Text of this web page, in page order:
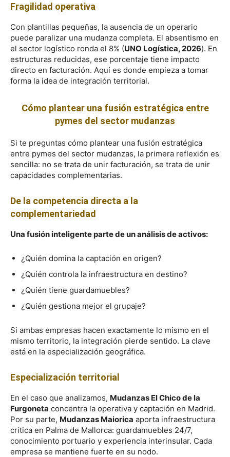
Fragilidad operativa
Con plantillas pequeñas, la ausencia de un operario
puede paralizar una mudanza completa. El absentismo en
el sector logístico ronda el 8% (UNO Logística, 2026). En
estructuras reducidas, ese porcentaje tiene impacto
directo en facturación. Aquí es donde empieza a tomar
forma la idea de integración territorial.
Cómo plantear una fusión estratégica entre
pymes del sector mudanzas
Si te preguntas cómo plantear una fusión estratégica
entre pymes del sector mudanzas, la primera reflexión es
sencilla: no se trata de unir facturación, se trata de unir
capacidades complementarias.
De la competencia directa a la
complementariedad
Una fusión inteligente parte de un análisis de activos:
¿Quién domina la captación en origen?
¿Quién controla la infraestructura en destino?
¿Quién tiene guardamuebles?
¿Quién gestiona mejor el grupaje?
Si ambas empresas hacen exactamente lo mismo en el
mismo territorio, la integración pierde sentido. La clave
está en la especialización geográfica.
Especialización territorial
En el caso que analizamos, Mudanzas El Chico de la
Furgoneta concentra la operativa y captación en Madrid.
Por su parte, Mudanzas Maiorica aporta infraestructura
crítica en Palma de Mallorca: guardamuebles 24/7,
conocimiento portuario y experiencia interinsular. Cada
empresa se mantiene fuerte en su nodo.